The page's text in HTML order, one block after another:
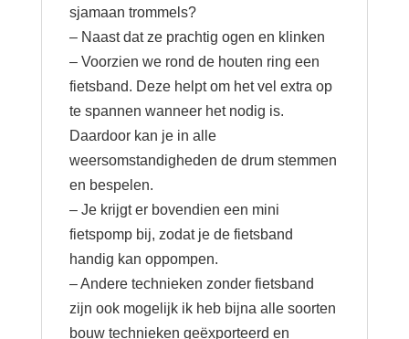
sjamaan trommels?
– Naast dat ze prachtig ogen en klinken
– Voorzien we rond de houten ring een
fietsband. Deze helpt om het vel extra op
te spannen wanneer het nodig is.
Daardoor kan je in alle
weersomstandigheden de drum stemmen
en bespelen.
– Je krijgt er bovendien een mini
fietspomp bij, zodat je de fietsband
handig kan oppompen.
– Andere technieken zonder fietsband
zijn ook mogelijk ik heb bijna alle soorten
bouw technieken geëxporteerd en